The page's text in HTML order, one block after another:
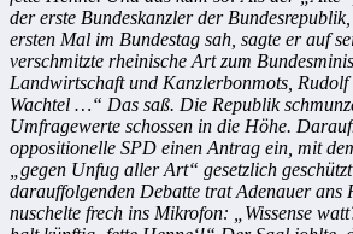
der erste Bundeskanzler der
ersten Mal im Bundestag sah, sagte er auf
verschmitzte rheinische Art zum
Landwirtschaft und Kanzlerbonmots,
Wachtel …“ Das saß. Die Republik
Umfragewerte schossen in die Höhe.
oppositionelle SPD einen Antrag ein, mit
„gegen Unfug aller Art“ gesetzlich
darauffolgenden Debatte trat Adenauer ans
nuschelte frech ins Mikrofon: „Wissense